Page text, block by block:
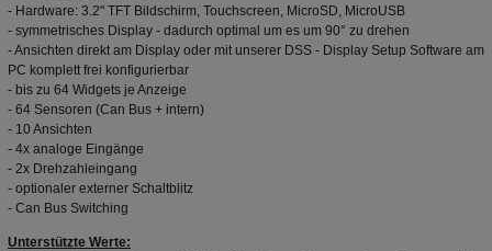
- Hardware: 3.2" TFT Bildschirm, Touchscreen, MicroSD, MicroUSB
- symmetrisches Display - dadurch optimal um es um 90° zu drehen
- Ansichten direkt am Display oder mit unserer DSS - Display Setup Software am
PC komplett frei konfigurierbar
- bis zu 64 Widgets je Anzeige
- 64 Sensoren (Can Bus + intern)
- 10 Ansichten
- 4x analoge Eingänge
- 2x Drehzahleingang
- optionaler externer Schaltblitz
- Can Bus Switching
Unterstützte Werte: